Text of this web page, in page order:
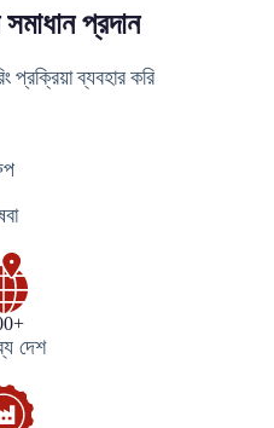
প্রদান
প্রক্রিয়া ব্যবহার করি
দেশ